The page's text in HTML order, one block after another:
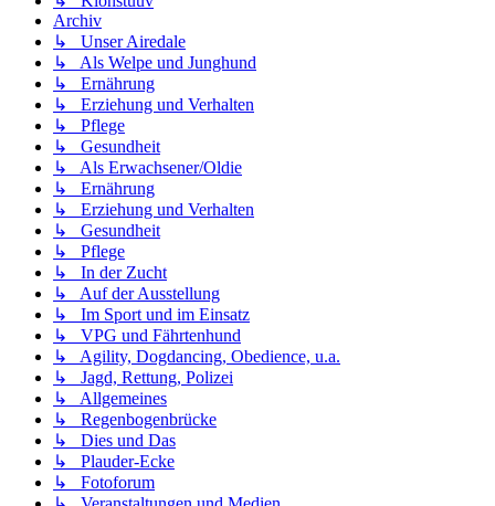
Archiv
↳ Unser Airedale
↳ Als Welpe und Junghund
↳ Ernährung
↳ Erziehung und Verhalten
↳ Pflege
↳ Gesundheit
↳ Als Erwachsener/Oldie
↳ Ernährung
↳ Erziehung und Verhalten
↳ Gesundheit
↳ Pflege
↳ In der Zucht
↳ Auf der Ausstellung
↳ Im Sport und im Einsatz
↳ VPG und Fährtenhund
↳ Agility, Dogdancing, Obedience, u.a.
↳ Jagd, Rettung, Polizei
↳ Allgemeines
↳ Regenbogenbrücke
↳ Dies und Das
↳ Plauder-Ecke
↳ Fotoforum